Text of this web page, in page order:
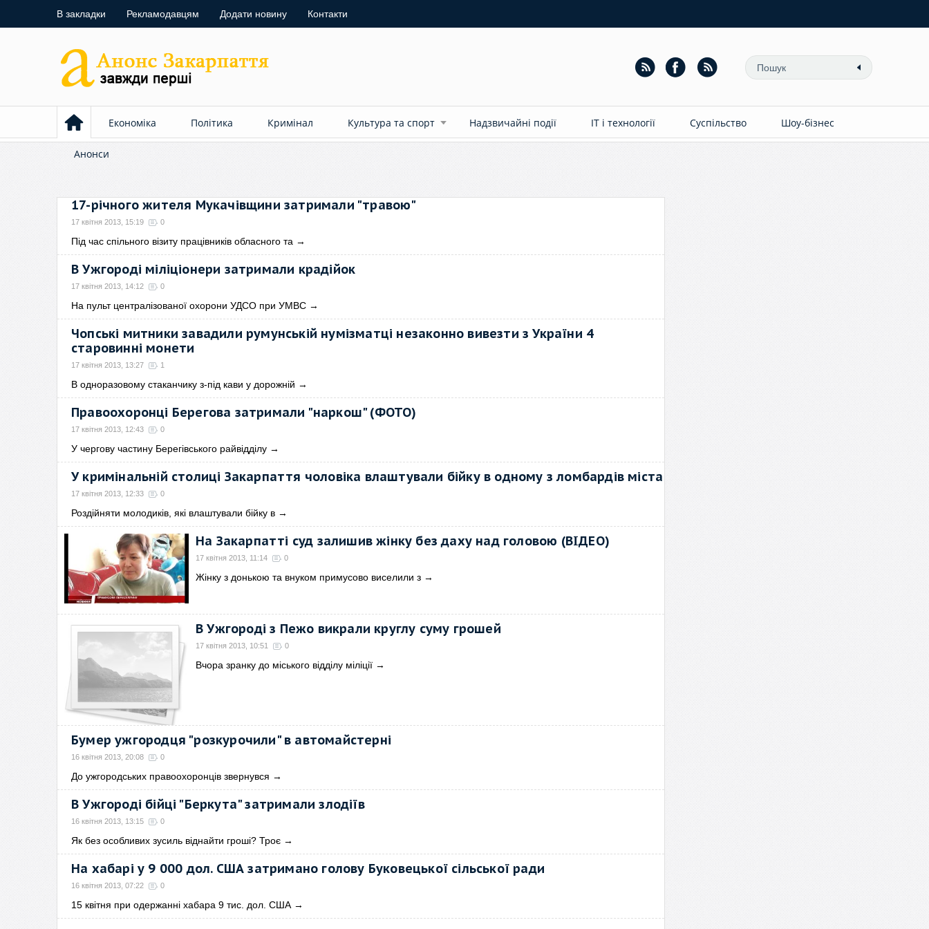
В закладки Рекламодавцям Додати новину Контакти
Економіка Політика Кримінал Культура та спорт Надзвичайні події ІТ і технології Суспільство Шоу-бізнес
Анонси
17-річного жителя Мукачівщини затримали "травою"
17 квітня 2013, 15:19 0
Під час спільного візиту працівників обласного та →
В Ужгороді міліціонери затримали крадійок
17 квітня 2013, 14:12 0
На пульт централізованої охорони УДСО при УМВС →
Чопські митники завадили румунській нумізматці незаконно вивезти з України 4
старовинні монети
17 квітня 2013, 13:27 1
В одноразовому стаканчику з-під кави у дорожній →
Правоохоронці Берегова затримали "наркош" (ФОТО)
17 квітня 2013, 12:43 0
У чергову частину Берегівського райвідділу →
У кримінальній столиці Закарпаття чоловіка влаштували бійку в одному з ломбардів міста
17 квітня 2013, 12:33 0
Роздійняти молодиків, які влаштували бійку в →
На Закарпатті суд залишив жінку без даху над головою (ВІДЕО)
17 квітня 2013, 11:14 0
Жінку з донькою та внуком примусово виселили з →
В Ужгороді з Пежо викрали круглу суму грошей
17 квітня 2013, 10:51 0
Вчора зранку до міського відділу міліції →
Бумер ужгородця "розкурочили" в автомайстерні
16 квітня 2013, 20:08 0
До ужгородських правоохоронців звернувся →
В Ужгороді бійці "Беркута" затримали злодіїв
16 квітня 2013, 13:15 0
Як без особливих зусиль віднайти гроші? Троє →
На хабарі у 9 000 дол. США затримано голову Буковецької сільської ради
16 квітня 2013, 07:22 0
15 квітня при одержанні хабара 9 тис. дол. США →